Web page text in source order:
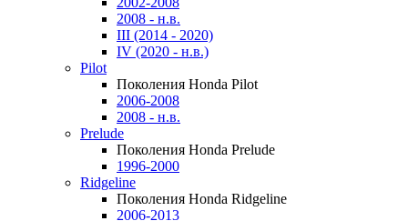
2008 - н.в.
III (2014 - 2020)
IV (2020 - н.в.)
Pilot
Поколения Honda Pilot
2006-2008
2008 - н.в.
Prelude
Поколения Honda Prelude
1996-2000
Ridgeline
Поколения Honda Ridgeline
2006-2013